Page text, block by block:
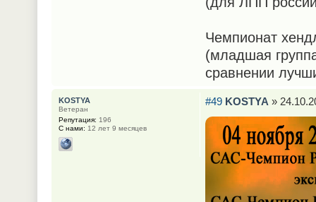
Чемпионат
(младшая
сравнении
#49 KOSTYA »
KOSTYA
Ветеран
Репутация: 196
С нами: 12 лет 9 месяцев